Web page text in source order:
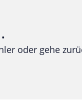
oder gehe